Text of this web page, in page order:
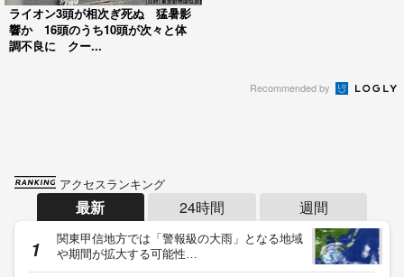
ライオン3頭が相次ぎ死ぬ 猛暑影
響か 16頭のうち10頭が次々と体
調不良に クー...
Recommended by
アクセスランキング
最新 24時間 週間
関東甲信地方では「警報級の大雨」となる地域
や期間が拡大する可能性…